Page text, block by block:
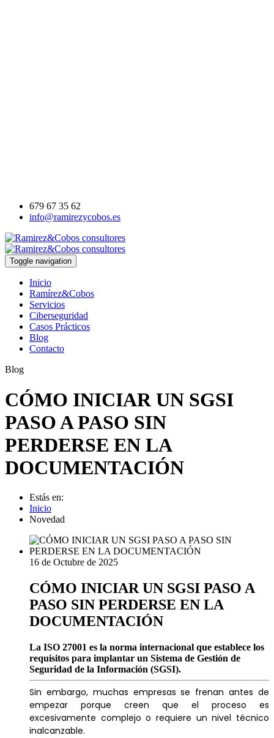
679 67 35 62
info@ramirezycobos.es
Toggle navigation
Inicio
Ramírez&Cobos
Servicios
Ciberseguridad
Casos Prácticos
Blog
Contacto
Blog
CÓMO INICIAR UN SGSI
PASO A PASO SIN
PERDERSE EN LA
DOCUMENTACIÓN
Estás en:
Inicio
Novedad
16 de Octubre de 2025
CÓMO INICIAR UN SGSI PASO A
PASO SIN PERDERSE EN LA
DOCUMENTACIÓN
La ISO 27001 es la norma internacional que establece los
requisitos para implantar un Sistema de Gestión de
Seguridad de la Información (SGSI).
Sin embargo, muchas empresas se frenan antes de
empezar porque creen que el proceso es
excesivamente complejo o requiere un nivel técnico
inalcanzable.